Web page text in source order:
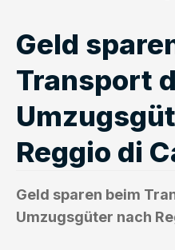
Geld
Transport
Reggio di
Geld sparen beim
Umzugsgüter nach